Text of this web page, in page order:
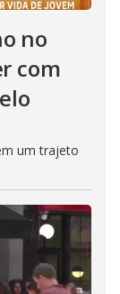
no
com
um trajeto